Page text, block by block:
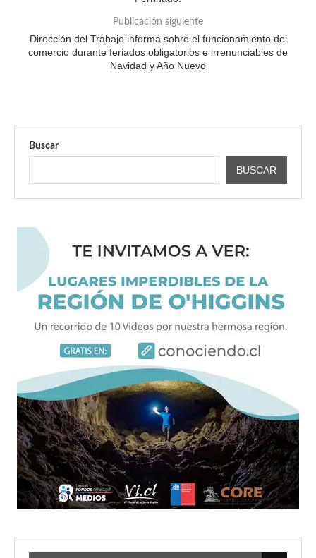
Publicación siguiente
Dirección del Trabajo informa sobre el funcionamiento del
comercio durante feriados obligatorios e irrenunciables de
Navidad y Año Nuevo
Buscar
BUSCAR